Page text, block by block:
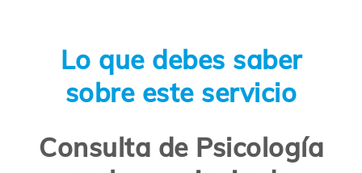
Lo que debes saber
sobre este servicio
Consulta de Psicología